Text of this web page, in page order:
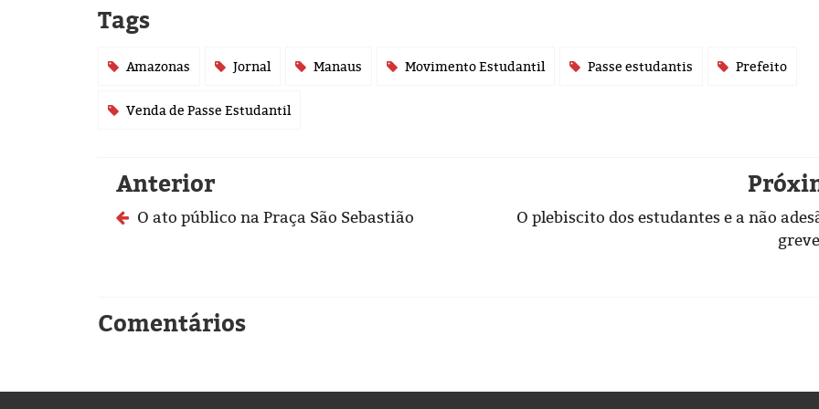
Tags
Amazonas Jornal Manaus Movimento Estudantil Passe estudantis Prefeito
Venda de Passe Estudantil
Anterior
O ato público na Praça São Sebastião
O plebiscito dos estudantes e a não
greve
Comentários